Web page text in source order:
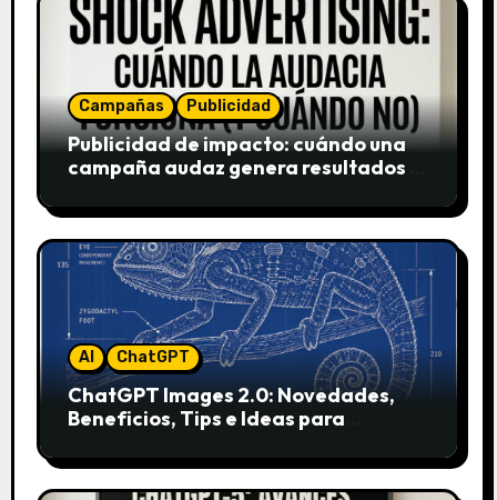
Campañas Publicidad
Publicidad de impacto: cuándo una
campaña audaz genera resultados y
AI ChatGPT
ChatGPT Images 2.0: Novedades,
Beneficios, Tips e Ideas para